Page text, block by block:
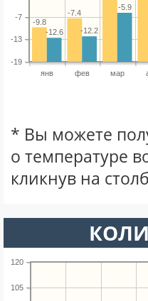
янв фев мар
-19
-13
-7
-7.4
-9.8
-5.9
-12.2
-12.6
* Вы можете
о температуре
кликнув на
105
120